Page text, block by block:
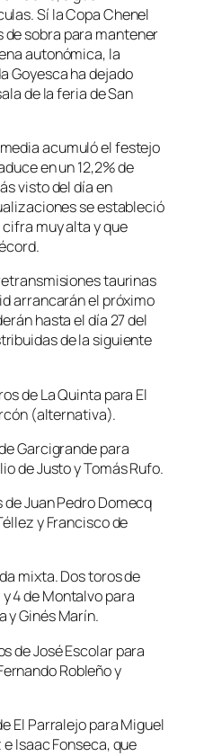
Sí la Copa Chenel
sobra para mantener
autonómica, la
Goyesca ha dejado
de la feria de San
acumuló el festejo
en un 12,2% de
visto del día en
se estableció
muy alta y que
taurinas
arrancarán el próximo
hasta el día 27 del
de la siguiente
de La Quinta para El
(alternativa).
Garcigrande para
de Justo y Tomás Rufo.
de Juan Pedro Domecq
y Francisco de
mixta. Dos toros de
4 de Montalvo para
y Ginés Marín.
de José Escolar para
Robleño y
El Parralejo para Miguel
Isaac Fonseca, que